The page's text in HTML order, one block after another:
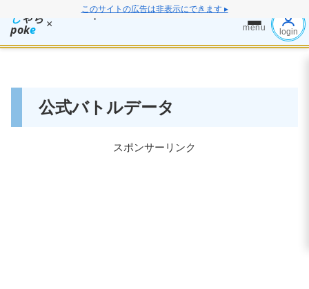
このサイトの広告は非表示にできます ▸
しゃち
poke × menu login
公式バトルデータ
スポンサーリンク